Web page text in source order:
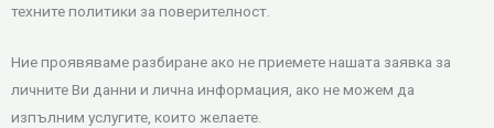
техните политики за поверителност.
Ние проявяваме разбиране ако не приемете нашата заявка за
личните Ви данни и лична информация, ако не можем да
изпълним услугите, които желаете.